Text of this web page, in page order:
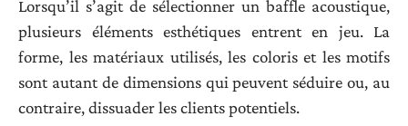
Lorsqu’il s’agit de sélectionner un baffle acoustique,
plusieurs éléments esthétiques entrent en jeu. La
forme, les matériaux utilisés, les coloris et les motifs
sont autant de dimensions qui peuvent séduire ou, au
contraire, dissuader les clients potentiels.